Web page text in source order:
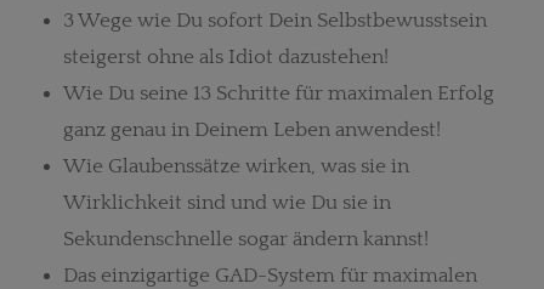
3 Wege wie Du sofort Dein Selbstbewusstsein
steigerst ohne als Idiot dazustehen!
Wie Du seine 13 Schritte für maximalen Erfolg
ganz genau in Deinem Leben anwendest!
Wie Glaubenssätze wirken, was sie in
Wirklichkeit sind und wie Du sie in
Sekundenschnelle sogar ändern kannst!
Das einzigartige GAD-System für maximalen